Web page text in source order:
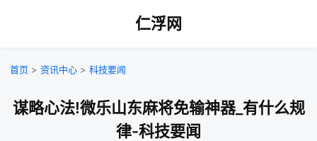
仁浮网
首页 > 资讯中心 > 科技要闻
谋略心法!微乐山东麻将免输神器_有什么规
律-科技要闻